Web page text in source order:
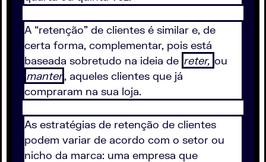
A “retenção” de clientes é similar e, de
certa forma, complementar, pois está
baseada sobretudo na ideia de reter, ou
manter, aqueles clientes que já
compraram na sua loja.
As estratégias de retenção de clientes
podem variar de acordo com o setor ou
nicho da marca: uma empresa que